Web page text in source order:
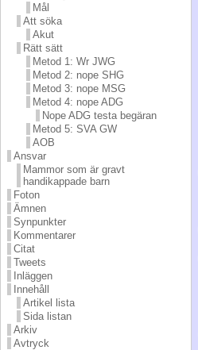
Mål
Att söka
Akut
Rätt sätt
Metod 1: Wr JWG
Metod 2: nope SHG
Metod 3: nope MSG
Metod 4: nope ADG
Nope ADG testa begäran
Metod 5: SVA GW
AOB
Ansvar
Mammor som är gravt
handikappade barn
Foton
Ämnen
Synpunkter
Kommentarer
Citat
Tweets
Inläggen
Innehåll
Artikel lista
Sida listan
Arkiv
Avtryck